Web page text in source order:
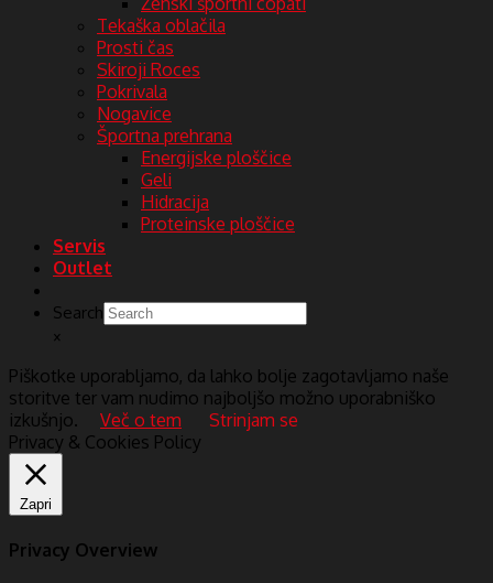
Tekaška oblačila
Prosti čas
Skiroji Roces
Pokrivala
Nogavice
Športna prehrana
Energijske ploščice
Geli
Hidracija
Proteinske ploščice
Servis
Outlet
Search
×
Piškotke uporabljamo, da lahko bolje zagotavljamo naše
storitve ter vam nudimo najboljšo možno uporabniško
izkušnjo.
Več o tem
Strinjam se
Privacy & Cookies Policy
Zapri
Privacy Overview